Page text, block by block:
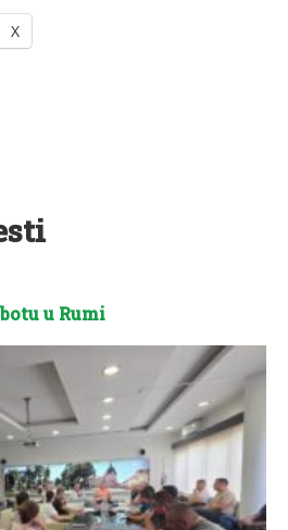
X
u Rumi